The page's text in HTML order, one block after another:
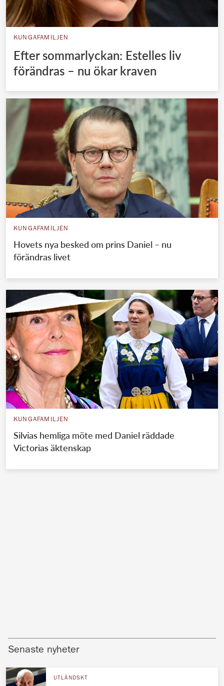
KUNGAFAMILJEN
Efter sommarlyckan: Estelles liv
förändras – nu ökar kraven
KUNGAFAMILJEN
Hovets nya besked om prins Daniel – nu
förändras livet
KUNGAFAMILJEN
Silvias hemliga möte med Daniel räddade
Victorias äktenskap
Senaste nyheter
UTLÄNDSKT